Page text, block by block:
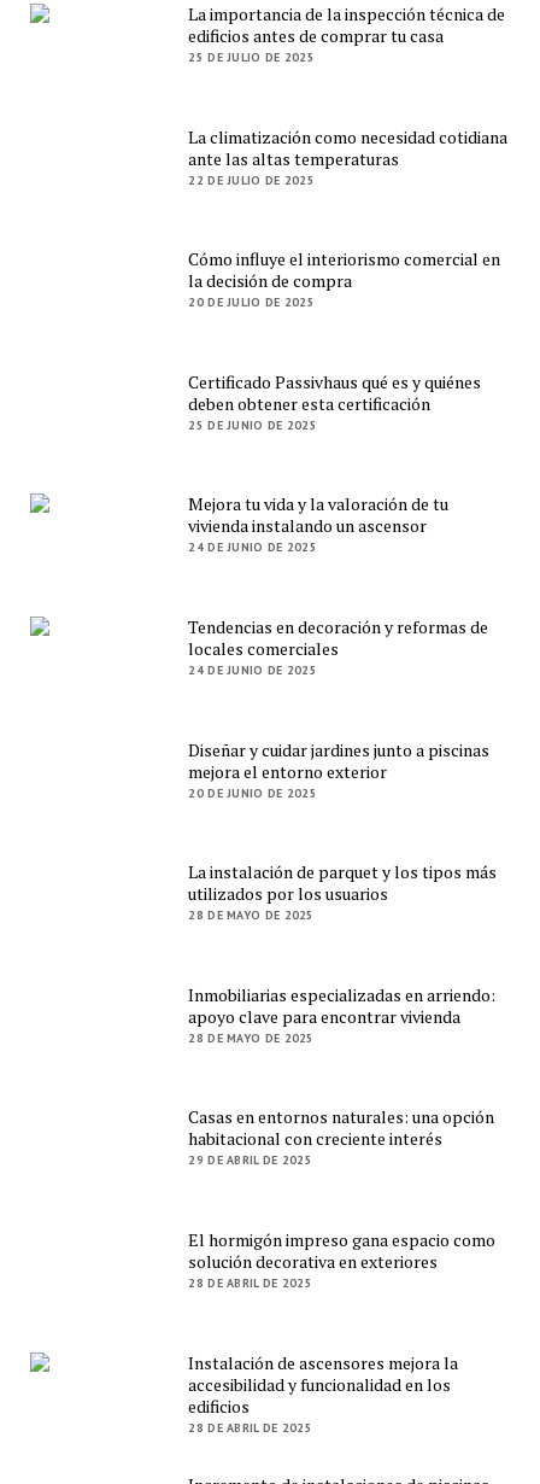
La importancia de la inspección técnica de
edificios antes de comprar tu casa
25 DE JULIO DE 2025
La climatización como necesidad cotidiana
ante las altas temperaturas
22 DE JULIO DE 2025
Cómo influye el interiorismo comercial en
la decisión de compra
20 DE JULIO DE 2025
Certificado Passivhaus qué es y quiénes
deben obtener esta certificación
25 DE JUNIO DE 2025
Mejora tu vida y la valoración de tu
vivienda instalando un ascensor
24 DE JUNIO DE 2025
Tendencias en decoración y reformas de
locales comerciales
24 DE JUNIO DE 2025
Diseñar y cuidar jardines junto a piscinas
mejora el entorno exterior
20 DE JUNIO DE 2025
La instalación de parquet y los tipos más
utilizados por los usuarios
28 DE MAYO DE 2025
Inmobiliarias especializadas en arriendo:
apoyo clave para encontrar vivienda
28 DE MAYO DE 2025
Casas en entornos naturales: una opción
habitacional con creciente interés
29 DE ABRIL DE 2025
El hormigón impreso gana espacio como
solución decorativa en exteriores
28 DE ABRIL DE 2025
Instalación de ascensores mejora la
accesibilidad y funcionalidad en los
edificios
28 DE ABRIL DE 2025